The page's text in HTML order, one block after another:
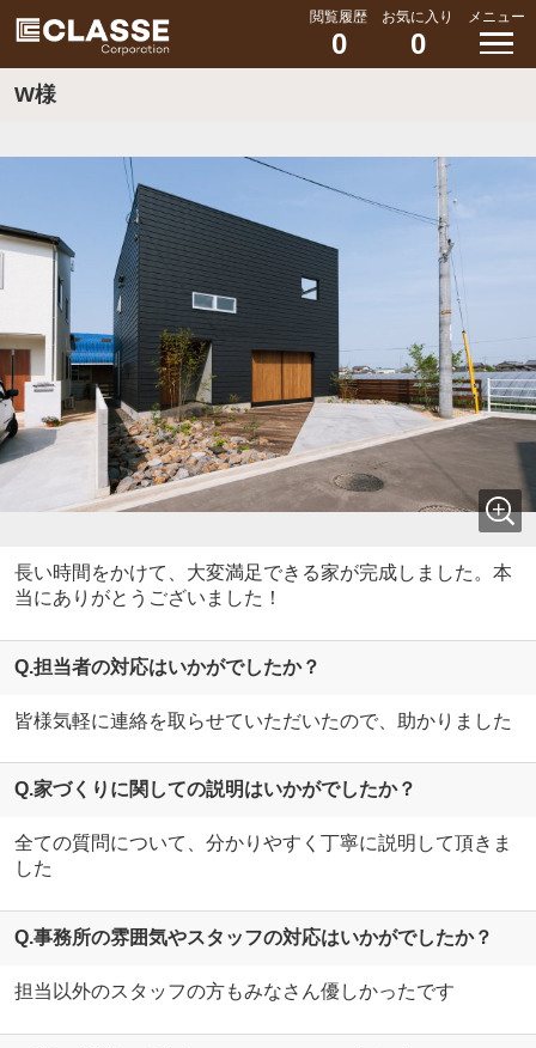
閲覧履歴
0
お気に入り
0
メニュー
W様
長い時間をかけて、大変満足できる家が完成しました。本
当にありがとうございました！
Q.担当者の対応はいかがでしたか？
皆様気軽に連絡を取らせていただいたので、助かりました
Q.家づくりに関しての説明はいかがでしたか？
全ての質問について、分かりやすく丁寧に説明して頂きま
した
Q.事務所の雰囲気やスタッフの対応はいかがでしたか？
担当以外のスタッフの方もみなさん優しかったです